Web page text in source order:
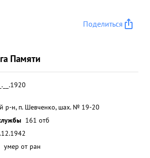
Поделиться
Памяти
__.__.1920
р-н, п. Шевченко, шах. № 19-20
161 отб
умер от ран